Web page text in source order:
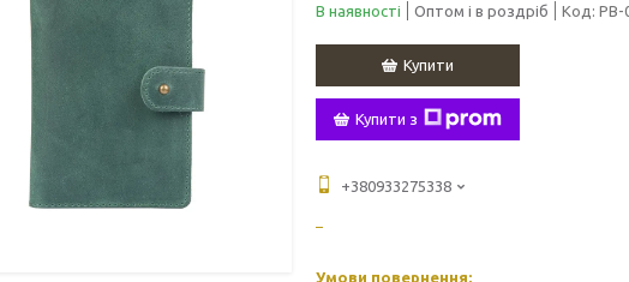
В наявності Оптом і в роздріб Код: PB-
Купити
Купити з
+380933275338